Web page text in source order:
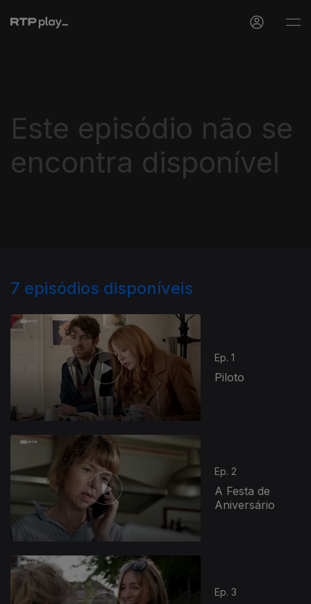
Este episódio não se
encontra disponível
7 episódios disponíveis
Ep. 1
Piloto
Ep. 2
A Festa de
Aniversário
Ep. 3